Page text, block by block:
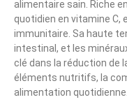
alimentaire sain. Riche en
quotidien en vitamine
immunitaire. Sa haute
intestinal, et les
clé dans la réduction de
éléments nutritifs, la
alimentation quotidienne.